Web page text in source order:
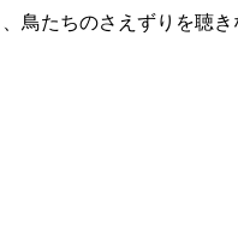
鳥たちのさえずりを聴